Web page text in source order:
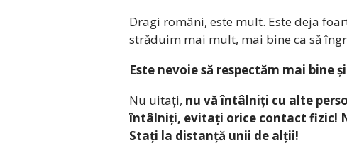
Dragi români, este mult. Este deja
străduim mai mult, mai bine ca să
Este nevoie să respectăm mai
Nu uitați, nu vă întâlniți cu alte
întâlniți, evitați orice contact fizic!
Stați la distanță unii de alții!